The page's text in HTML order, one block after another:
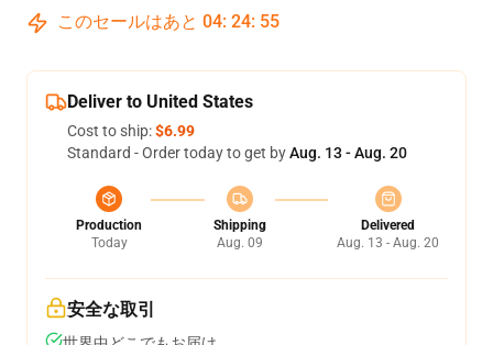
このセールはあと 04: 24: 54
Deliver to United States
Cost to ship:$6.99
Standard - Order today to get byAug. 13 - Aug. 20
Production
Today
Shipping
Aug. 09
Delivered
Aug. 13 - Aug. 20
安全な取引